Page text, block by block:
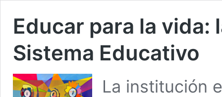
Educar para la
Sistema Educativo
La institución